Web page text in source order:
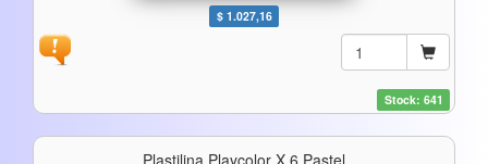
$ 1.027,16
Stock: 641
Plastilina Playcolor X 6 Pastel